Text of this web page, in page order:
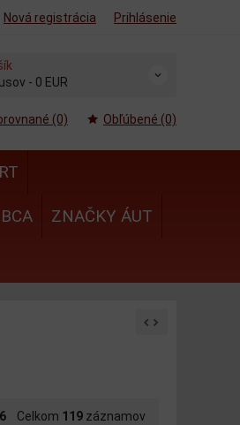
Nová registrácia Prihlásenie
- 0 EUR
(0) Obľúbené (0)
ZNAČKY ÁUT
6 Celkom 119 záznamov